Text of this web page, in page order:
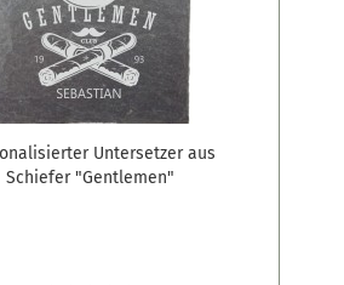
Untersetzer aus
Schiefer "Gentlemen"